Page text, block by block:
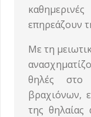
επηρεάζουν
Με τη
θηλές
βραχιόνων,
της θηλαίας